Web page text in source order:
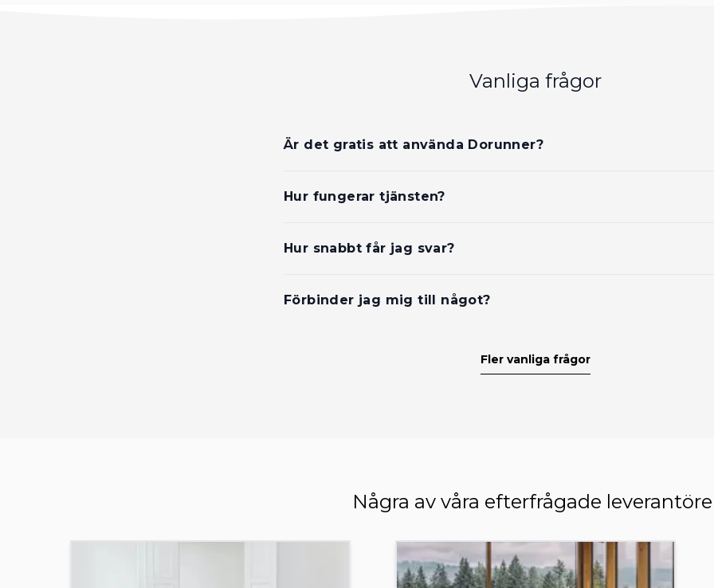
Vanliga frågor
Är det gratis att använda Dorunner?
Hur fungerar tjänsten?
Hur snabbt får jag svar?
Förbinder jag mig till något?
Fler vanliga frågor
Några av våra efterfrågade